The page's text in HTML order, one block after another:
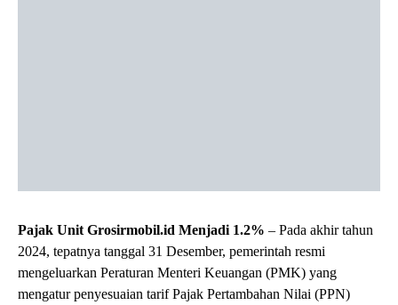
Pajak Unit Grosirmobil.id Menjadi 1.2% – Pada akhir tahun
2024, tepatnya tanggal 31 Desember, pemerintah resmi
mengeluarkan Peraturan Menteri Keuangan (PMK) yang
mengatur penyesuaian tarif Pajak Pertambahan Nilai (PPN)